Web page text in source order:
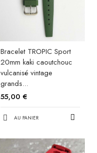
Bracelet TROPIC Sport
20mm kaki caoutchouc
vulcanisé vintage
grands...
55,00 €
AU PANIER